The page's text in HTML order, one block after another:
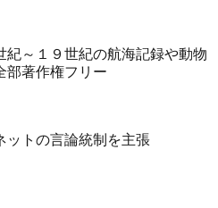
紀～１９世紀の航海記録や動物
部著作権フリー
トの言論統制を主張